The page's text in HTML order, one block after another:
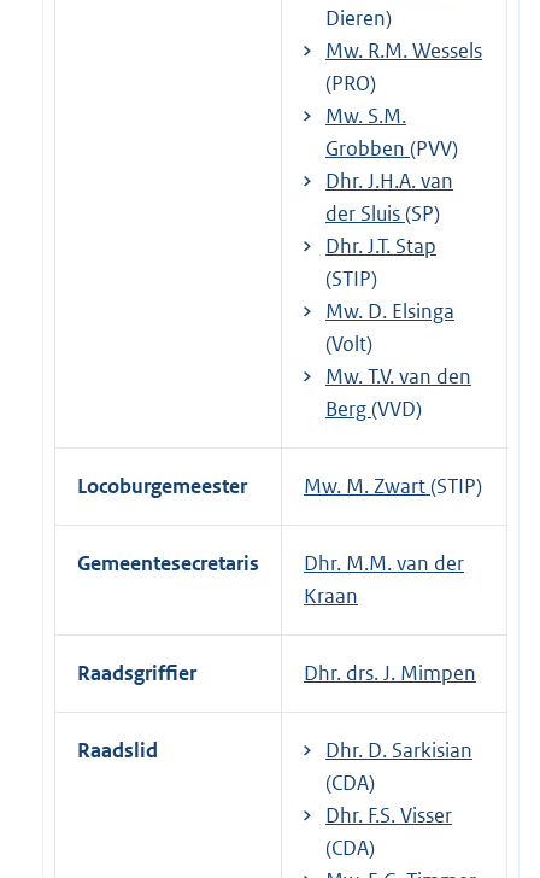
Dieren)
Mw. R.M. Wessels
(PRO)
Mw. S.M.
Grobben (PVV)
Dhr. J.H.A. van
der Sluis(SP)
Dhr. J.T. Stap
(STIP)
Mw. D. Elsinga
(Volt)
Mw. T.V. van den
Berg(VVD)
Locoburgemeester Mw. M. Zwart(STIP)
Gemeentesecretaris
Dhr. M.M. van der
Kraan
Raadsgriffier Dhr. drs. J. Mimpen
Raadslid
Dhr. D. Sarkisian
(CDA)
Dhr. F.S. Visser
(CDA)